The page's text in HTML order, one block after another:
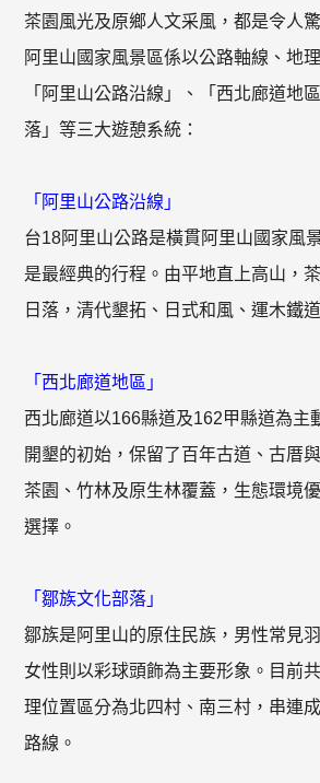
茶園風光及原鄉人文采風，都是令人
阿里山國家風景區係以公路軸線、地
「阿里山公路沿線」、「西北廊道地
落」等三大遊憩系統：
「阿里山公路沿線」
台18阿里山公路是橫貫阿里山國家風
是最經典的行程。由平地直上高山，
日落，清代墾拓、日式和風、運木鐵
「西北廊道地區」
西北廊道以166縣道及162甲縣道為主
開墾的初始，保留了百年古道、古厝
茶園、竹林及原生林覆蓋，生態環境
選擇。
「鄒族文化部落」
鄒族是阿里山的原住民族，男性常見
女性則以彩球頭飾為主要形象。目前
理位置區分為北四村、南三村，串連
路線。